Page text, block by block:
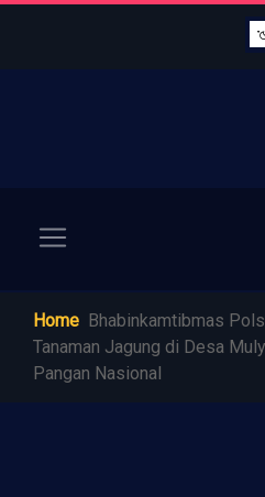
Home Bhabinkamtibmas
Tanaman Jagung di Desa
Pangan Nasional